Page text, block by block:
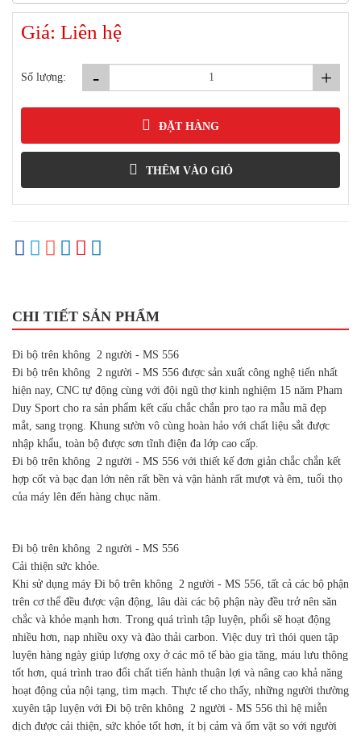
Giá: Liên hệ
Số lượng: - +
ĐẶT HÀNG
THÊM VÀO GIỎ
CHI TIẾT SẢN PHẨM
Đi bộ trên không 2 người - MS 556
Đi bộ trên không 2 người - MS 556 được sản xuất công nghệ tiến nhất
hiện nay, CNC tự động cùng với đội ngũ thợ kinh nghiệm 15 năm Pham
Duy Sport cho ra sản phẩm kết cấu chắc chắn pro tạo ra mẫu mã đẹp
mắt, sang trọng. Khung sườn vô cùng hoàn hảo với chất liệu sắt được
nhập khẩu, toàn bộ được sơn tĩnh điện đa lớp cao cấp.
Đi bộ trên không 2 người - MS 556 với thiết kế đơn giản chắc chắn kết
hợp cốt và bạc đạn lớn nên rất bền và vận hành rất mượt và êm, tuổi thọ
của máy lên đến hàng chục năm.
Đi bộ trên không 2 người - MS 556
Cải thiện sức khỏe.
Khi sử dụng máy Đi bộ trên không 2 người - MS 556, tất cả các bộ phận
trên cơ thể đều được vận động, lâu dài các bộ phận này đều trở nên săn
chắc và khỏe mạnh hơn. Trong quá trình tập luyện, phổi sẽ hoạt động
nhiều hơn, nạp nhiều oxy và đào thải carbon. Việc duy trì thói quen tập
luyện hàng ngày giúp lượng oxy ở các mô tế bào gia tăng, máu lưu thông
tốt hơn, quá trình trao đổi chất tiến hành thuận lợi và nâng cao khả năng
hoạt động của nội tạng, tim mạch. Thực tế cho thấy, những người thường
xuyên tập luyện với Đi bộ trên không 2 người - MS 556 thì hệ miễn
dịch được cải thiện, sức khỏe tốt hơn, ít bị cảm và ốm vặt so với người